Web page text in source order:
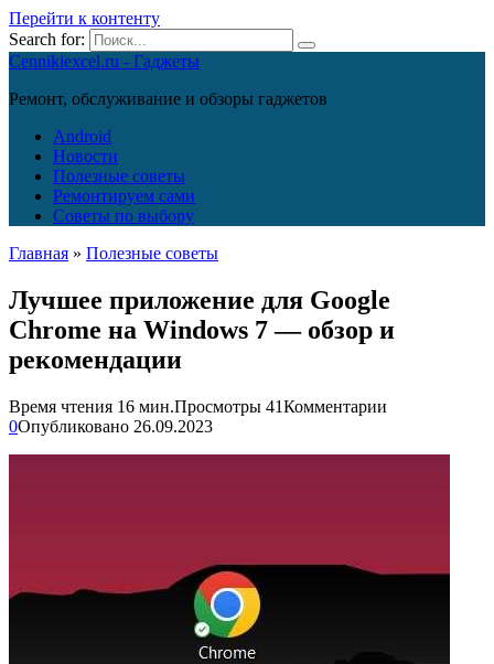
Перейти к контенту
Search for:
Cennikiexcel.ru - Гаджеты
Ремонт, обслуживание и обзоры гаджетов
Android
Новости
Полезные советы
Ремонтируем сами
Советы по выбору
Главная » Полезные советы
Лучшее приложение для Google
Chrome на Windows 7 — обзор и
рекомендации
Время чтения 16 мин.Просмотры 41Комментарии
0Опубликовано 26.09.2023